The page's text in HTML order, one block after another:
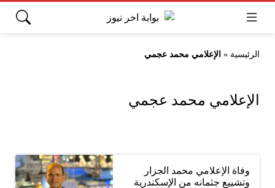
الرئيسية » الإعلامي محمد عجمي
الإعلامي محمد عجمي
وفاة الإعلامي محمد الجزار
وتشييع جثمانه من الإسكندرية